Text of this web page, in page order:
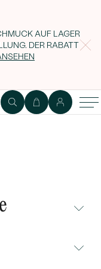
AUF LAGER
DER RABATT
und